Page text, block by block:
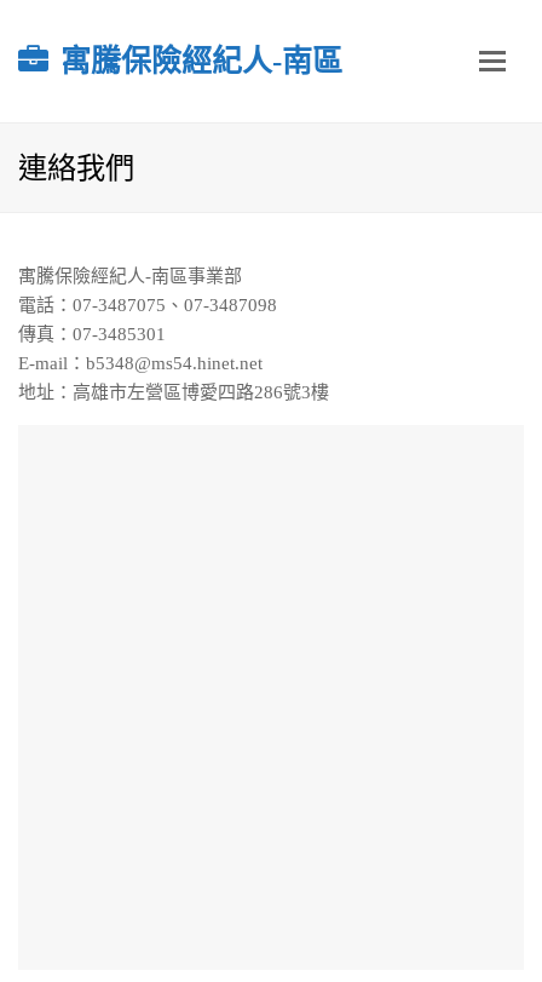
寓騰保險經紀人-南區
連絡我們
寓騰保險經紀人-南區事業部
電話：07-3487075、07-3487098
傳真：07-3485301
E-mail：b5348@ms54.hinet.net
地址：高雄市左營區博愛四路286號3樓